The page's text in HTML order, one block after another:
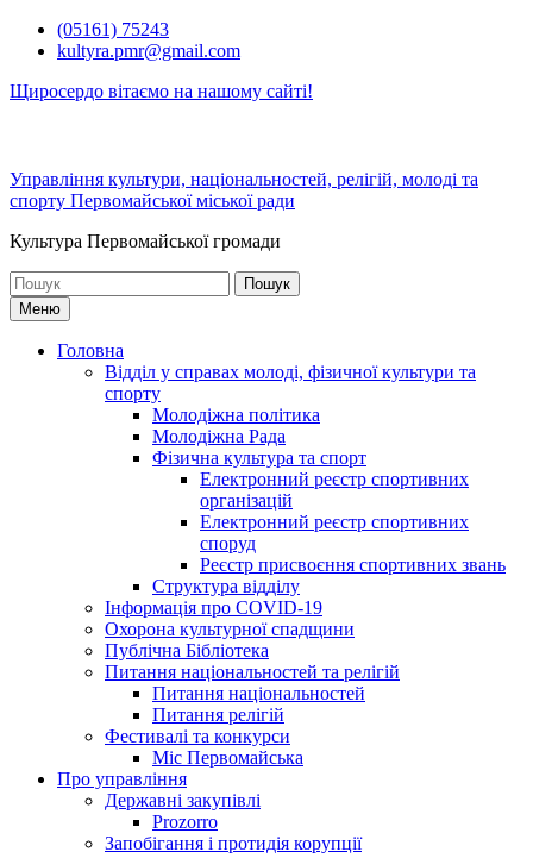
Перейти(05161) 75243
kultyra.pmr@gmail.com
Щиросердо вітаємо на нашому сайті!
Управління культури, національностей, релігій, молоді та
спорту Первомайської міської ради
Культура Первомайcької громади
Шукати:
Меню
Головна
Відділ у справах молоді, фізичної культури та
спорту
Молодіжна політика
Молодіжна Рада
Фізична культура та спорт
Електронний реєстр спортивних
організацій
Електронний реєстр спортивних
споруд
Реєстр присвоєння спортивних звань
Структура відділу
Інформація про COVID-19
Охорона культурної спадщини
Публічна Бібліотека
Питання національностей та релігій
Питання національностей
Питання релігій
Фестивалі та конкурси
Міс Первомайська
Про управління
Державні закупівлі
Prozorro
Запобігання і протидія корупції